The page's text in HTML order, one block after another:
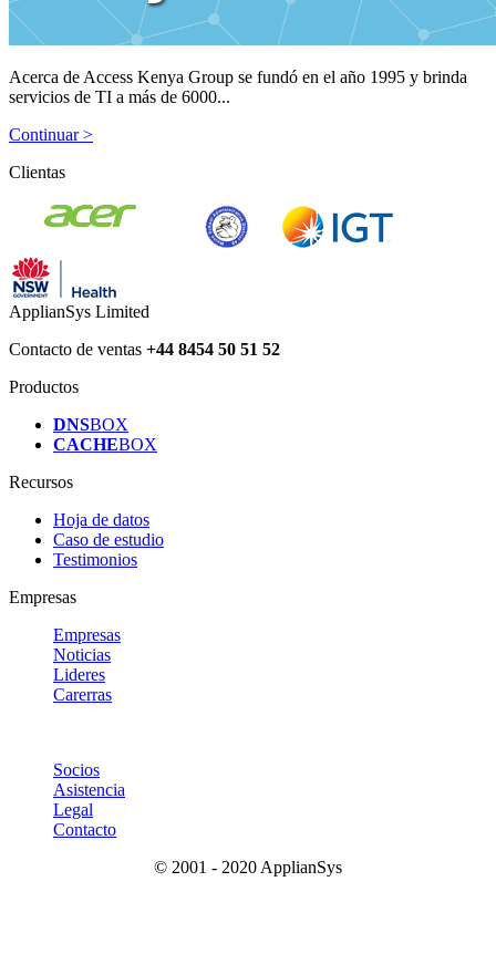
Acerca de Access Kenya Group se fundó en el año 1995 y brinda
servicios de TI a más de 6000...
Continuar >
Clientas
ApplianSys Limited
Contacto de ventas +44 8454 50 51 52
Productos
DNSBOX
CACHEBOX
Recursos
Hoja de datos
Caso de estudio
Testimonios
Empresas
Empresas
Noticias
Lideres
Carerras
Socios
Asistencia
Legal
Contacto
© 2001 - 2020 ApplianSys